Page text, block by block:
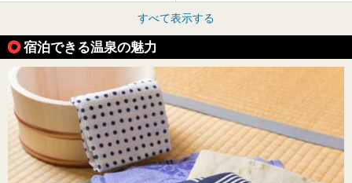
すべて表示する
宿泊できる温泉の魅力